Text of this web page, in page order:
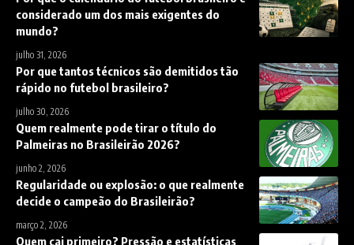
considerado um dos mais exigentes do
mundo?
julho 31, 2026
Por que tantos técnicos são demitidos tão
rápido no futebol brasileiro?
julho 30, 2026
Quem realmente pode tirar o título do
Palmeiras no Brasileirão 2026?
junho 2, 2026
Regularidade ou explosão: o que realmente
decide o campeão do Brasileirão?
março 2, 2026
Quem cai primeiro? Pressão e estatísticas